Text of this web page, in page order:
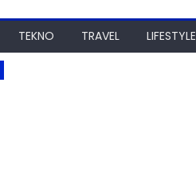
TEKNO TRAVEL LIFESTYLE